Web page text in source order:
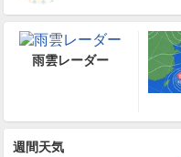
雨雲レーダー
週間天気